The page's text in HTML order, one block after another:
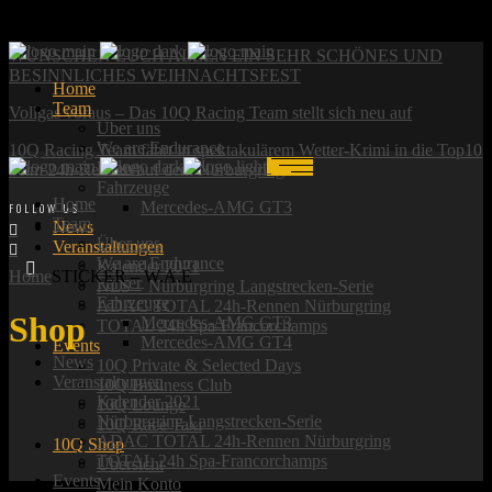
WÜNSCHEN EUCH ALLEN EIN SEHR SCHÖNES UND
BESINNLICHES WEIHNACHTSFEST
Vollgas voraus – Das 10Q Racing Team stellt sich neu auf
10Q Racing Team fährt in spektakulärem Wetter-Krimi in die Top10
beim 24h-Rennen auf dem Nürburgring
FOLLOW US:
Home
Team
Über uns
We are Endurance
Fahrer
Fahrzeuge
Mercedes-AMG GT3
News
Veranstaltungen
Kalender 2021
NLS – Nürburgring Langstrecken-Serie
ADAC TOTAL 24h-Rennen Nürburgring
TOTAL 24h Spa-Francorchamps
Events
10Q Private & Selected Days
10Q Business Club
10Q Lounge
10Q Race Taxi
10Q Shop
Übersicht
Mein Konto
Home
Team
Über uns
We are Endurance
Fahrer
Fahrzeuge
Mercedes-AMG GT3
Mercedes-AMG GT4
News
Veranstaltungen
Kalender 2021
Nürburgring Langstrecken-Serie
ADAC TOTAL 24h-Rennen Nürburgring
TOTAL 24h Spa-Francorchamps
Events
HomeSTICKER – W.A.E
Shop